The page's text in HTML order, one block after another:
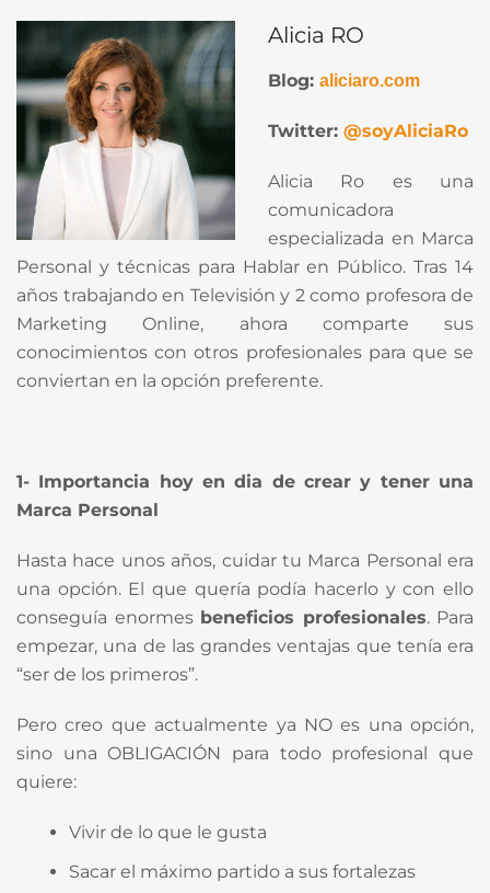
Alicia RO
Blog: aliciaro.com
Twitter: @soyAliciaRo
Alicia Ro es una
comunicadora
especializada en Marca
Personal y técnicas para Hablar en Público. Tras 14
años trabajando en Televisión y 2 como profesora de
Marketing Online, ahora comparte sus
conocimientos con otros profesionales para que se
conviertan en la opción preferente.
1- Importancia hoy en dia de crear y tener una
Marca Personal
Hasta hace unos años, cuidar tu Marca Personal era
una opción. El que quería podía hacerlo y con ello
conseguía enormes beneficios profesionales. Para
empezar, una de las grandes ventajas que tenía era
“ser de los primeros”.
Pero creo que actualmente ya NO es una opción,
sino una OBLIGACIÓN para todo profesional que
quiere:
Vivir de lo que le gusta
Sacar el máximo partido a sus fortalezas